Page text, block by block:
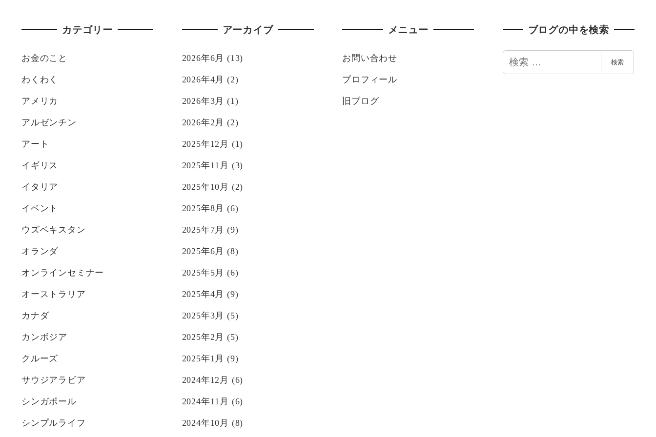
カテゴリー
お金のこと
わくわく
アメリカ
アルゼンチン
アート
イギリス
イタリア
イベント
ウズベキスタン
オランダ
オンラインセミナー
オーストラリア
カナダ
カンボジア
クルーズ
サウジアラビア
シンガポール
シンプルライフ
アーカイブ
2026年6月 (13)
2026年4月 (2)
2026年3月 (1)
2026年2月 (2)
2025年12月 (1)
2025年11月 (3)
2025年10月 (2)
2025年8月 (6)
2025年7月 (9)
2025年6月 (8)
2025年5月 (6)
2025年4月 (9)
2025年3月 (5)
2025年2月 (5)
2025年1月 (9)
2024年12月 (6)
2024年11月 (6)
2024年10月 (8)
メニュー
お問い合わせ
プロフィール
旧ブログ
ブログの中を検索
検
索
検索